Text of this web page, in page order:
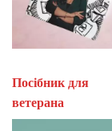
Посібник для